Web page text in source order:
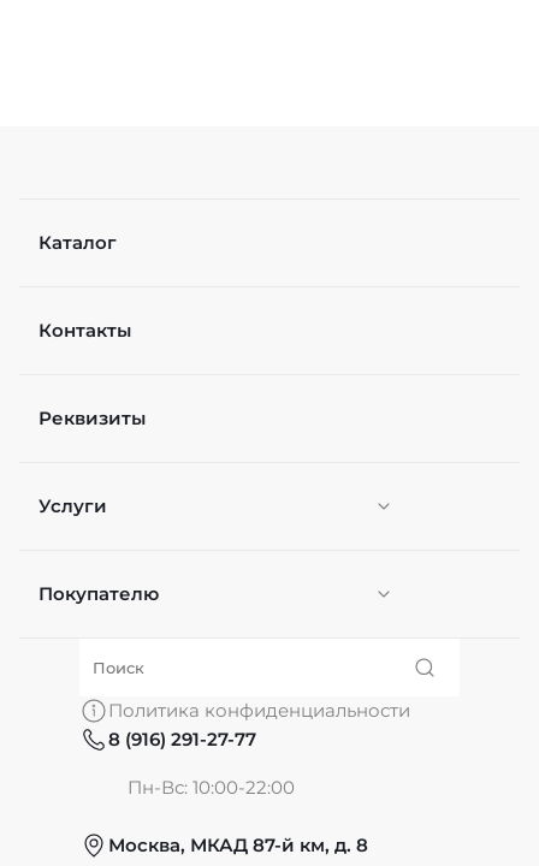
Каталог
Контакты
Реквизиты
Услуги
Персонификация
Покупателю
О нас
Обмен и возврат
Политика конфиденциальности
8 (916) 291-27-77
Пн-Вс: 10:00-22:00
Москва, МКАД 87-й км, д. 8